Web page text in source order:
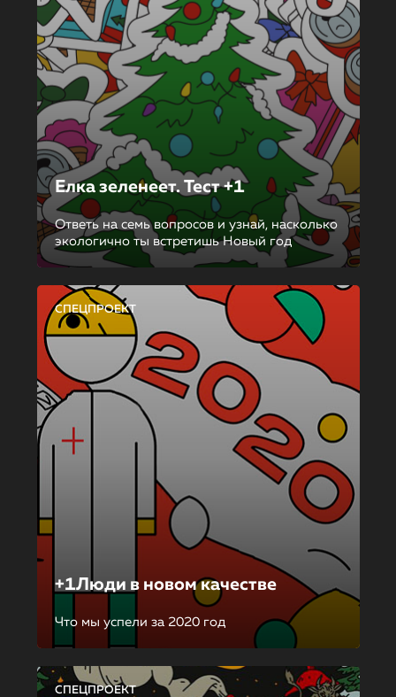
Елка зеленеет. Тест +1
Ответь на семь вопросов и узнай, насколько
экологично ты встретишь Новый год
СПЕЦПРОЕКТ
+1Люди в новом качестве
Что мы успели за 2020 год
СПЕЦПРОЕКТ